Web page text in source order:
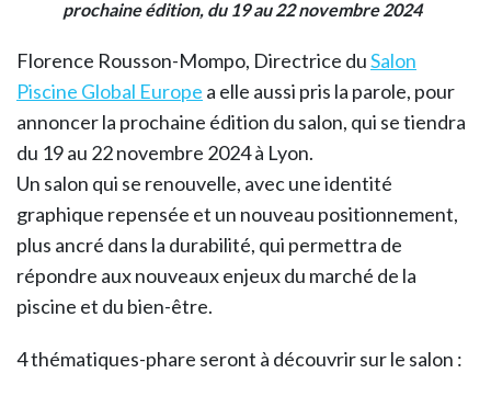
prochaine édition, du 19 au 22 novembre 2024
Florence Rousson-Mompo, Directrice duSalon
Piscine Global Europe a elle aussi pris la parole, pour
annoncer la prochaine édition du salon, qui se tiendra
du 19 au 22 novembre 2024 à Lyon.
Un salon qui se renouvelle, avec une identité
graphique repensée et un nouveau positionnement,
plus ancré dans la durabilité, qui permettra de
répondre aux nouveaux enjeux du marché de la
piscine et du bien-être.
4 thématiques-phare seront à découvrir sur le salon :